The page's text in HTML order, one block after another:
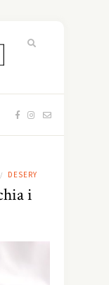
/ DESERY
i